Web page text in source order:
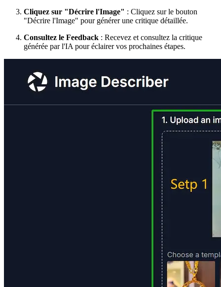
Cliquez sur "Décrire l'Image" : Cliquez sur le bouton
"Décrire l'Image" pour générer une critique détaillée.
Consultez le Feedback : Recevez et consultez la critique
générée par l'IA pour éclairer vos prochaines étapes.